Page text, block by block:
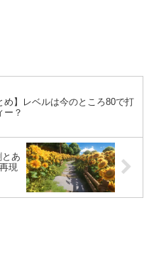
め】レベルは今のところ80で打
ー？
とあ
現